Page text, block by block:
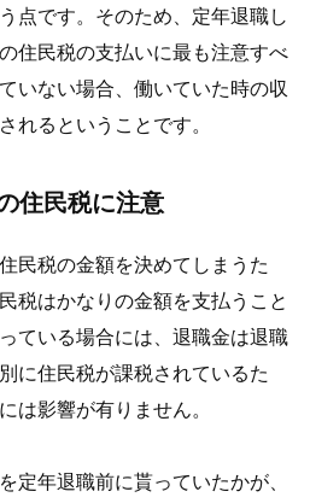
点です。そのため、定年退職し
住民税の支払いに最も注意すべ
いない場合、働いていた時の収
れるということです。
住民税に注意
民税の金額を決めてしまうた
税はかなりの金額を支払うこと
ている場合には、退職金は退職
に住民税が課税されているた
は影響が有りません。
定年退職前に貰っていたかが、